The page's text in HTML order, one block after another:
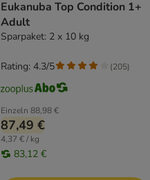
Eukanuba Top Condition 1+
Adult
Sparpaket: 2 x 10 kg
Einzeln 88,98 €
87,49 €
4,37 € / kg
83,12 €
Rating: 4.3/5 (205)